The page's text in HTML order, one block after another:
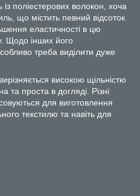
поліестерових волокон, хоча
що містить певний відсоток
еластичності в цю
Щодо інших його
треба виділити дуже
високою щільністю
та проста в догляді. Різні
для виготовлення
текстилю та навіть для